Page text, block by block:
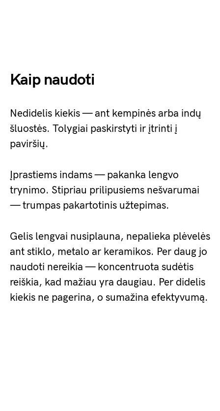
Kaip naudoti
Nedidelis kiekis — ant kempinės arba indų
šluostės. Tolygiai paskirstyti ir įtrinti į
paviršių.
Įprastiems indams — pakanka lengvo
trynimo. Stipriau prilipusiems nešvarumai
— trumpas pakartotinis užtepimas.
Gelis lengvai nusiplauna, nepalieka plėvelės
ant stiklo, metalo ar keramikos. Per daug jo
naudoti nereikia — koncentruota sudėtis
reiškia, kad mažiau yra daugiau. Per didelis
kiekis ne pagerina, o sumažina efektyvumą.